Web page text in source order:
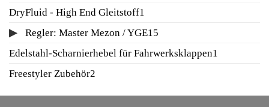
Produkt
DryFluid - High End Gleitstoff1
Produkt
Regler: Master Mezon / YGE15
Produkte
Edelstahl-Scharnierhebel für Fahrwerksklappen1
Freestyler Zubehör2